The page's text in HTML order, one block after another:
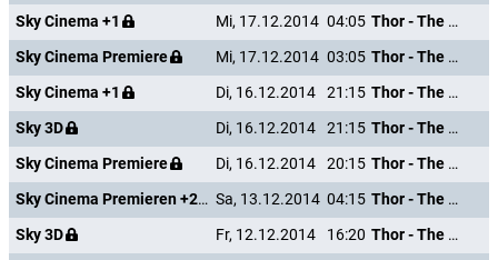
Sky Cinema +1
Mi, 17.12.2014 04:05
Thor - The Dark Kingdom
Sky Cinema Premiere
Mi, 17.12.2014 03:05
Thor - The Dark Kingdom
Sky Cinema +1
Di, 16.12.2014 21:15
Thor - The Dark Kingdom
Sky 3D
Di, 16.12.2014 21:15
Thor - The Dark Kingdom
Sky Cinema Premiere
Di, 16.12.2014 20:15
Thor - The Dark Kingdom
Sky Cinema Premieren +24 Sa, 13.12.2014 04:15
Thor - The Dark Kingdom
Sky 3D
Fr, 12.12.2014 16:20
Thor - The Dark Kingdom